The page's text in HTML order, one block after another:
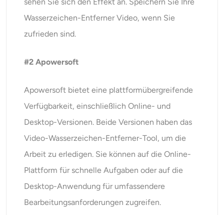
Wasserzeichen-Entferner Video, wenn Sie
zufrieden sind.
#2 Apowersoft
Apowersoft bietet eine plattformübergreifende
Verfügbarkeit, einschließlich Online- und
Desktop-Versionen. Beide Versionen haben das
Video-Wasserzeichen-Entferner-Tool, um die
Arbeit zu erledigen. Sie können auf die Online-
Plattform für schnelle Aufgaben oder auf die
Desktop-Anwendung für umfassendere
Bearbeitungsanforderungen zugreifen.